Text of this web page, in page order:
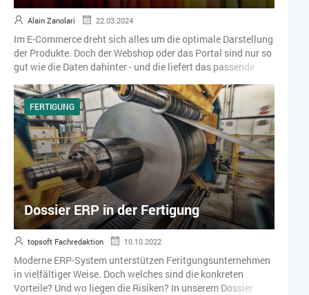
Alain Zanolari 22.03.2024
Im E-Commerce dreht sich alles um die optimale Darstellung
der Produkte. Doch der Webshop oder das Portal sind nur so
gut wie die Daten dahinter - und die liefert das passende
Fachartikeln, Beiträgen und Fallstudien.
FERTIGUNG
Dossier ERP in der Fertigung
topsoft Fachredaktion 10.10.2022
Moderne ERP-System unterstützen Feritgungsunternehmen
in vielfältiger Weise. Doch welches sind die konkreten
Vorteile? Und wo liegen die Risiken? In unserem Dossier